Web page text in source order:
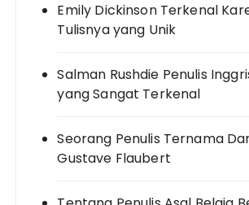
Emily Dickinson Terkenal
Tulisnya yang Unik
Salman Rushdie Penulis
yang Sangat Terkenal
Seorang Penulis Ternama
Gustave Flaubert